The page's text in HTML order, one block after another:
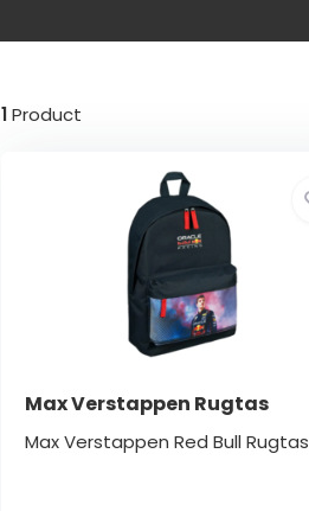
1Product
Max Verstappen Rugtas
Max Verstappen Red Bull Rugtas